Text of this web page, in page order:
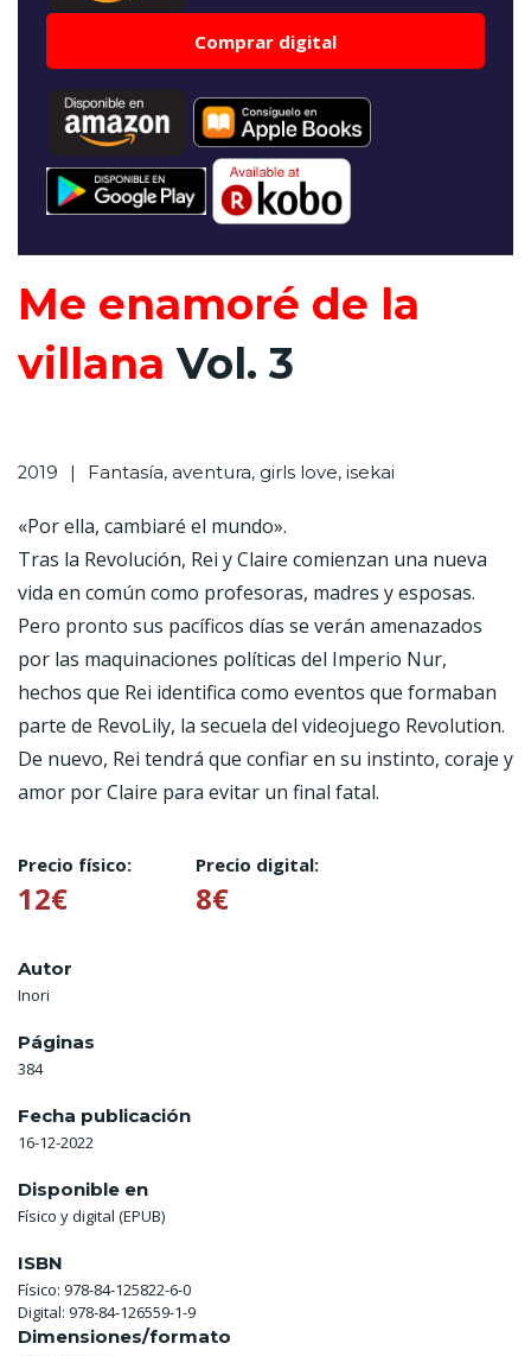
Comprar digital
Me enamoré de la
villana Vol. 3
2019 Fantasía, aventura, girls love, isekai
«Por ella, cambiaré el mundo».
Tras la Revolución, Rei y Claire comienzan una nueva
vida en común como profesoras, madres y esposas.
Pero pronto sus pacíficos días se verán amenazados
por las maquinaciones políticas del Imperio Nur,
hechos que Rei identifica como eventos que formaban
parte de RevoLily, la secuela del videojuego Revolution.
De nuevo, Rei tendrá que confiar en su instinto, coraje y
amor por Claire para evitar un final fatal.
Precio físico:
12€
Precio digital:
8€
Autor
Inori
Páginas
384
Fecha publicación
16-12-2022
Disponible en
Físico y digital (EPUB)
ISBN
Físico: 978-84-125822-6-0
Digital: 978-84-126559-1-9
Dimensiones/formato